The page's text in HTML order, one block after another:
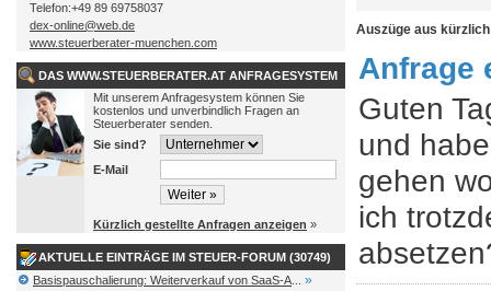
Telefon:+49 89 69758037
dex-online@web.de
www.steuerberater-muenchen.com
DAS WWW.STEUERBERATER.AT ANFRAGESYSTEM
Mit unserem Anfragesystem können Sie
kostenlos und unverbindlich Fragen an
Steuerberater senden.
Sie sind?
E-Mail
Kürzlich gestellte Anfragen anzeigen »
AKTUELLE EINTRÄGE IM STEUER-FORUM (30749)
Basispauschalierung: Weiterverkauf von SaaS-A
»
Auszüge aus
Anfrage
Guten
und
gehen
ich